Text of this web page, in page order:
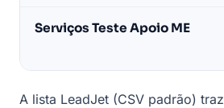
Serviços Teste Apoio ME
A lista LeadJet (CSV padrão) traz